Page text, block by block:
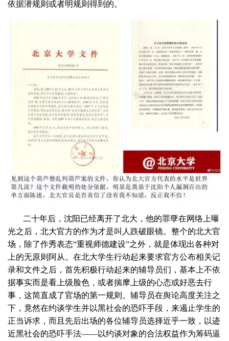
依据潜规则或者明规则得到的。
二十年后，沈阳已经离开了北大，他的罪孽在网络上曝
光之后，北大官方的作为才是叫人跌破眼镜。整个的北大官
场，除了作秀表态“重视师德建设”之外，就是体现出各种对
上的无原则阿从。在北大学生行动起来要求官方公布相关记
录和文件之后，首先积极行动起来的辅导员们，基本上不依
据事实而是看上级脸色，或者揣摩上级的心态或好恶去行
事，这简直成了官场的第一规则。辅导员在舆论高度关注之
下，竟然在约谈学生并以黑社会的恐吓手段，来遏止学生的
正当诉求，而且先后出场的各位辅导员选择近乎一致，以迹
近黑社会的恐吓手法——以约谈对象的合法权益作为筹码逼